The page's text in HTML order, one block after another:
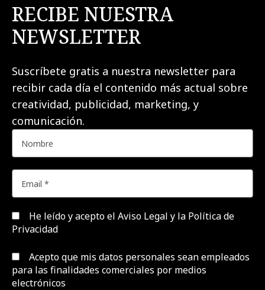
RECIBE NUESTRA
NEWSLETTER
Suscríbete gratis a nuestra newsletter para
recibir cada día el contenido más actual sobre
creatividad, publicidad, marketing, y
comunicación.
He leído y acepto el Aviso Legal y la Política de
Privacidad
Acepto que mis datos personales sean empleados
para las finalidades comerciales por medios
electrónicos